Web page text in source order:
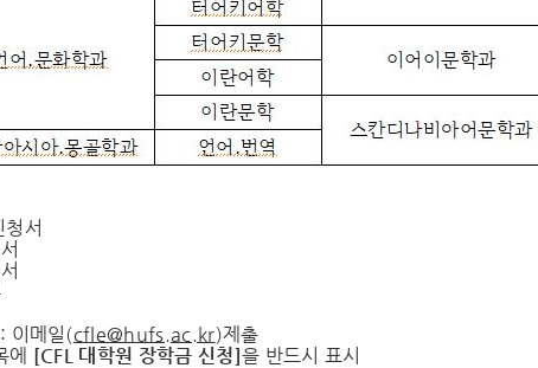
서
이메일(cfle@hufs.ac.kr)제출
[CFL 대학원 장학금 신청]을 반드시 표시